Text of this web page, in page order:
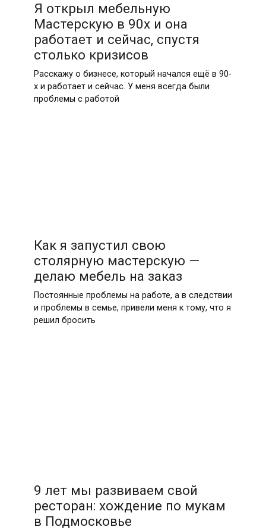
Я открыл мебельную
Мастерскую в 90х и она
работает и сейчас, спустя
столько кризисов
Расскажу о бизнесе, который начался ещё в 90-
х и работает и сейчас. У меня всегда были
проблемы с работой
Как я запустил свою
столярную мастерскую —
делаю мебель на заказ
Постоянные проблемы на работе, а в следствии
и проблемы в семье, привели меня к тому, что я
решил бросить
9 лет мы развиваем свой
ресторан: хождение по мукам
в Подмосковье